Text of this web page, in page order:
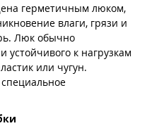
герметичным люком,
влаги, грязи и
Люк обычно
устойчивого к нагрузкам
или чугун.